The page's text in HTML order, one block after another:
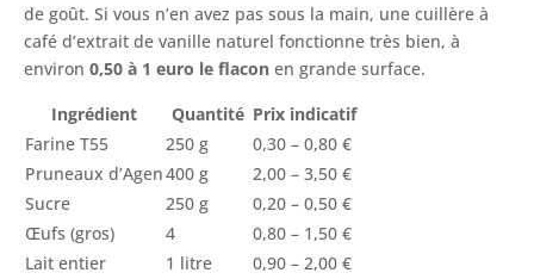
de goût. Si vous n’en avez pas sous la main, une cuillère à
café d’extrait de vanille naturel fonctionne très bien, à
environ 0,50 à 1 euro le flacon en grande surface.
Ingrédient
Quantité Prix indicatif
Farine T55
250 g
0,30 – 0,80 €
Pruneaux d’Agen400 g
2,00 – 3,50 €
Sucre
250 g
0,20 – 0,50 €
Œufs (gros)
4
0,80 – 1,50 €
Lait entier
1 litre
0,90 – 2,00 €